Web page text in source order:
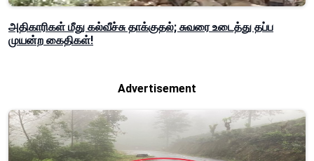
அதிகாரிகள் மீது கல்வீச்சு தாக்குதல்; சுவரை உடைத்து தப்ப
முயன்ற கைதிகள்!
Advertisement